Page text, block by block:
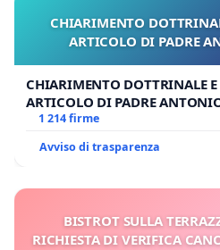
CHIARIMENTO
ARTICOLO DI PADRE
CHIARIMENTO DOTTRINALE
ARTICOLO DI PADRE
1 214 firme
Avviso di trasparenza
BISTROT SULLA
RICHIESTA DI VERIFICA